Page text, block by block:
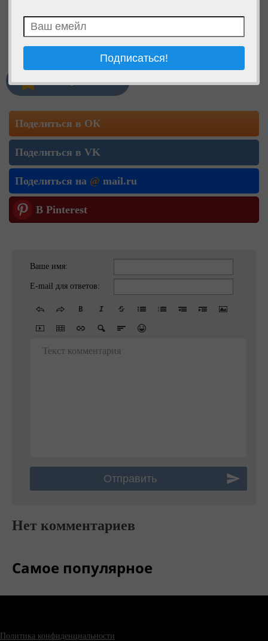
Мне нравится
Поделиться в ОК
Поделиться в VK
Поделиться на @ mail.ru
В Pinterest
Ваше имя:
E-mail для ответов:
Текст комментария
Нет комментариев
Самое популярное
Политика конфиденциальности